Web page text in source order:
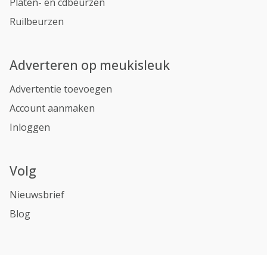
Ruilbeurzen
Adverteren op meukisleuk
Advertentie toevoegen
Account aanmaken
Inloggen
Volg
Nieuwsbrief
Blog